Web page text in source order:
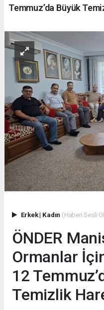
Temmuz’da Büyük
Erkek| Kadın (Haberi Sesli
ÖNDER
Ormanlar
12
Temizlik